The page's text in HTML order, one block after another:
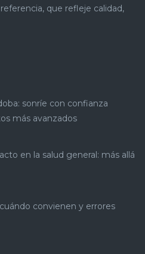
que refleje calidad,
sonríe con confianza
más avanzados
en la salud general: más allá
convienen y errores